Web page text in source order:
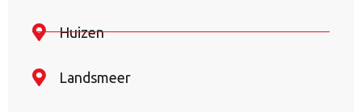
Huizen
Landsmeer